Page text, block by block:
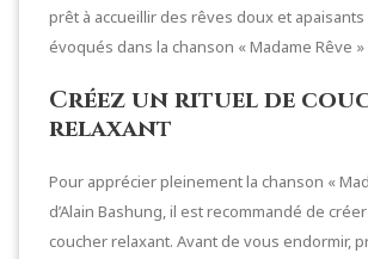
prêt à accueillir des rêves doux et
évoqués dans la chanson « Madame Rêve »
Créez un rituel de
relaxant
Pour apprécier pleinement la chanson «
d’Alain Bashung, il est recommandé de
coucher relaxant. Avant de vous endormir,